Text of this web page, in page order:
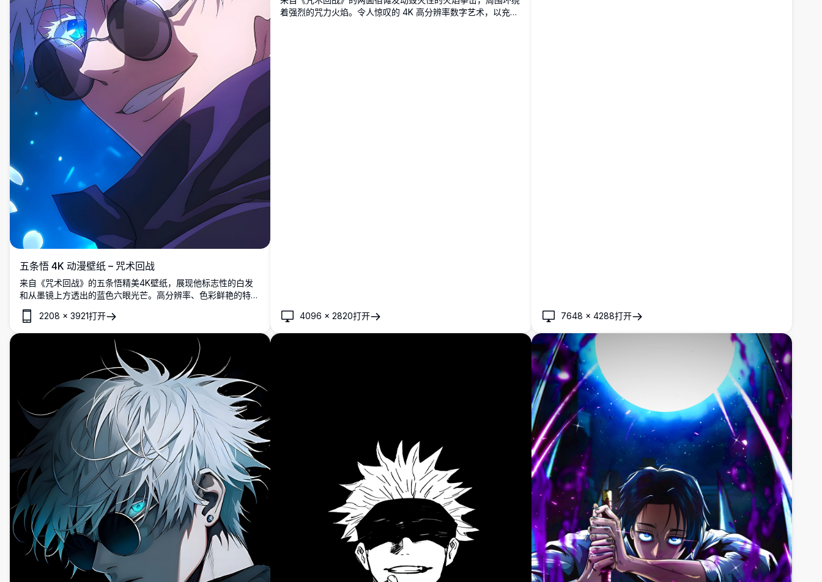
五条悟 4K 动漫壁纸 – 咒术回战
来自《咒术回战》的五条悟精美4K壁纸，展现他标志性的白发
和从墨镜上方透出的蓝色六眼光芒。高分辨率、色彩鲜艳的特
写，是动漫迷的完美选择。
2208 × 3921打开
着强烈的咒力火焰。令人惊叹的 4K 高分辨率数字艺术，以充满
4096 ×2820打开 7648 × 4288打开